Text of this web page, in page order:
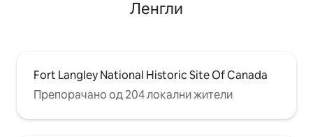
Ленгли
Fort Langley National Historic Site Of Canada
Препорачано од 204 локални жители